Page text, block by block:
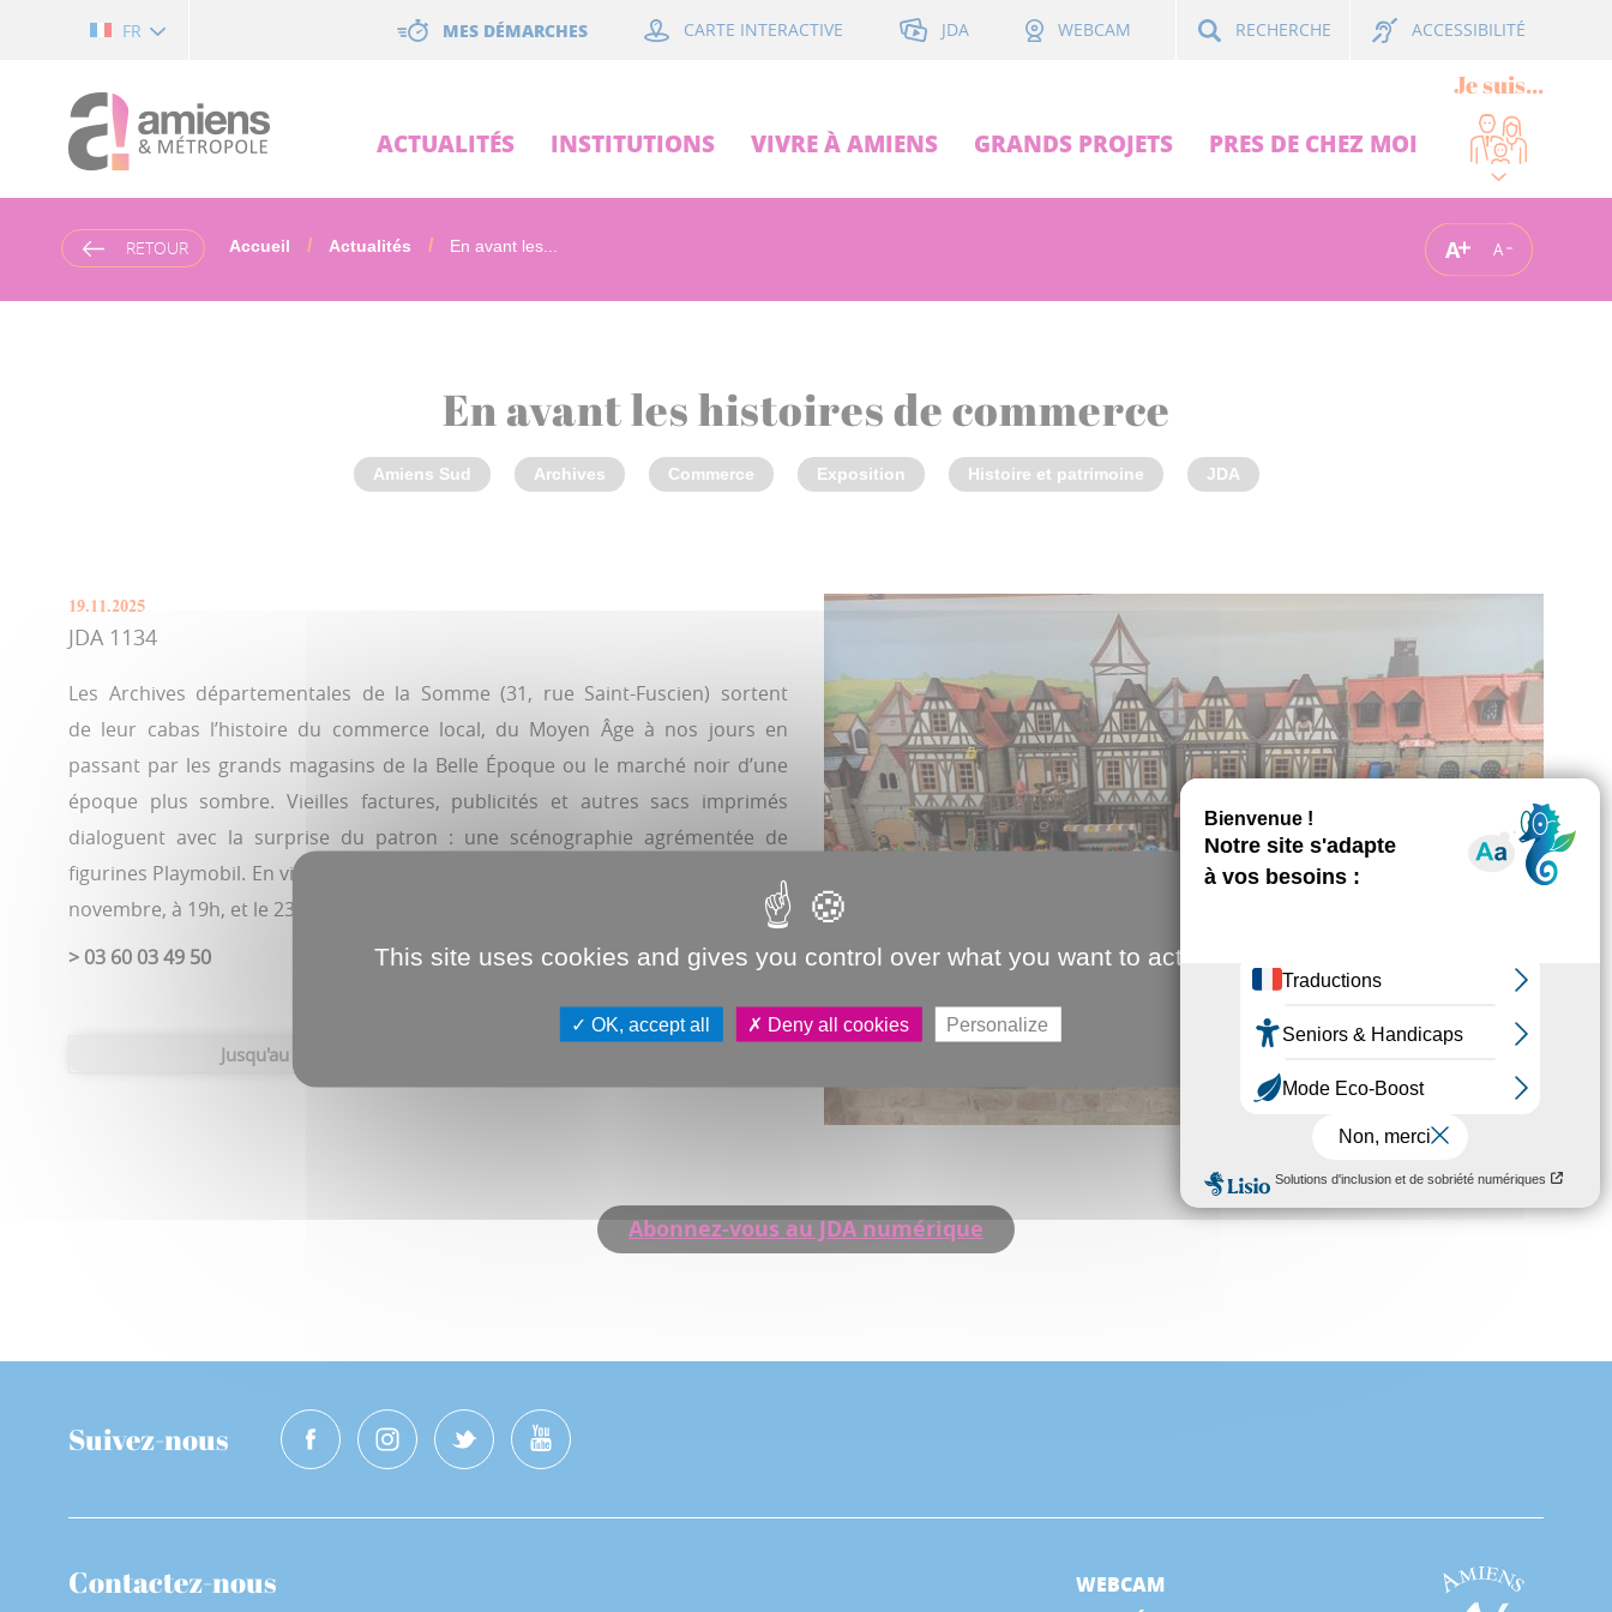
FR MES DÉMARCHES CARTE INTERACTIVE JDA WEBCAM RECHERCHE ACCESSIBILITÉ
ACTUALITÉS INSTITUTIONS VIVRE À AMIENS GRANDS PROJETS PRES DE CHEZ MOI
Je suis...
RETOUR Accueil Actualités En avant les... A A
En avant les histoires de commerce
Amiens Sud Archives Commerce Exposition Histoire et patrimoine JDA
19.11.2025
JDA 1134
Les Archives départementales de la Somme (31, rue Saint-Fuscien) sortent
de leur cabas l’histoire du commerce local, du Moyen Âge à nos jours en
passant par les grands magasins de la Belle Époque ou le marché noir d’une
époque plus sombre. Vieilles factures, publicités et autres sacs imprimés
dialoguent avec la surprise du patron : une scénographie agrémentée de
figurines Playmobil. En visite libre du lundi au jeudi. Lectures théâtralisées le 21
novembre, à 19h, et le 23, à 15h.
> 03 60 03 49 50
Jusqu'au 31 décembre |
Abonnez-vous au JDA numérique
Suivez-nous
Contactez-nous
WEBCAM
This site uses cookies and gives you control over what you want to activate
OK, accept all Deny all cookies Personalize